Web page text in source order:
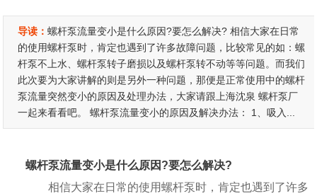
导读：螺杆泵流量变小是什么原因?要怎么解决? 相信大家在日常
的使用螺杆泵时，肯定也遇到了许多故障问题，比较常见的如：螺
杆泵不上水、螺杆泵转子磨损以及螺杆泵转不动等等问题。而我们
此次要为大家讲解的则是另外一种问题，那便是正常使用中的螺杆
泵流量突然变小的原因及处理办法，大家请跟上海沈泉 螺杆泵厂
一起来看看吧。 螺杆泵流量变小的原因及解决办法： 1、吸入...
螺杆泵流量变小是什么原因?要怎么解决?
相信大家在日常的使用螺杆泵时，肯定也遇到了许多